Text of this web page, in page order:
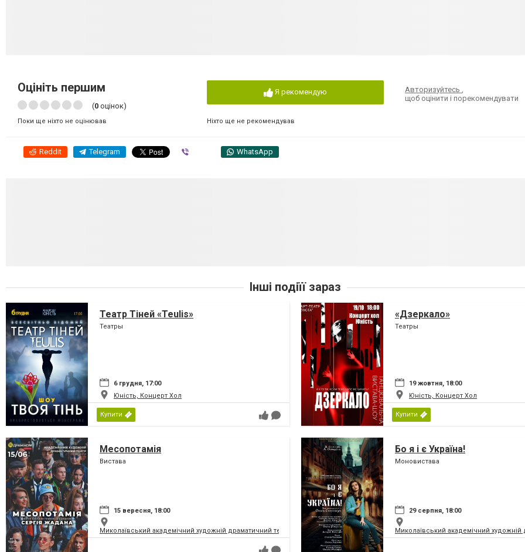
Оцініть першим
(0 оцінок)
Поки ще ніхто не оцінював
Я рекомендую
Ніхто ще не рекомендував
Авторизуйтесь,
щоб оцінити і порекомендувати
Reddit Telegram WhatsApp
Інші подіїї зараз
Театр Тіней «Teulis»
Театры
6 грудня, 17:00
Юність, Концерт Хол
Купити
«Дзеркало»
Театры
19 жовтня, 18:00
Юність, Концерт Хол
Купити
Месопотамія
Вистава
15 вересня, 18:00
Миколаївський академічний художній драматичний театр
Бо я і є Україна!
Моновистава
29 серпня, 18:00
Миколаївський академічний художній